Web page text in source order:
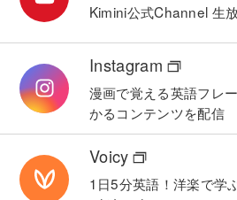
Kimini公式Channel 生
Instagram
漫画で覚える英語フレ
かるコンテンツを配信
Voicy
1日5分英語！洋楽で学